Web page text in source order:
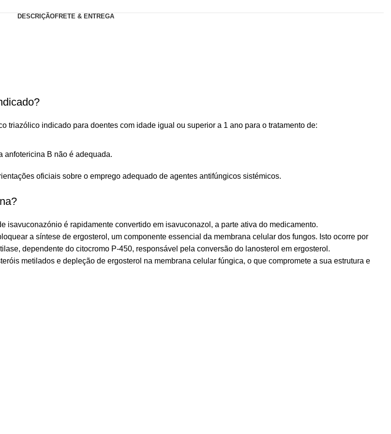
DESCRIÇÃOFRETE & ENTREGA
triazólico indicado para doentes com idade igual ou superior a 1 ano para o tratamento de:
anfotericina B não é adequada.
oficiais sobre o emprego adequado de agentes antifúngicos sistémicos.
isavuconazónio é rapidamente convertido em isavuconazol, a parte ativa do medicamento.
a síntese de ergosterol, um componente essencial da membrana celular dos fungos. Isto ocorre por
dependente do citocromo P-450, responsável pela conversão do lanosterol em ergosterol.
metilados e depleção de ergosterol na membrana celular fúngica, o que compromete a sua estrutura e